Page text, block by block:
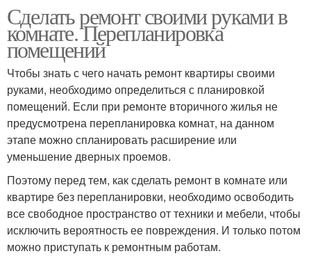
Сделать ремонт своими руками в
комнате. Перепланировка
помещений
Чтобы знать с чего начать ремонт квартиры своими
руками, необходимо определиться с планировкой
помещений. Если при ремонте вторичного жилья не
предусмотрена перепланировка комнат, на данном
этапе можно спланировать расширение или
уменьшение дверных проемов.
Поэтому перед тем, как сделать ремонт в комнате или
квартире без перепланировки, необходимо освободить
все свободное пространство от техники и мебели, чтобы
исключить вероятность ее повреждения. И только потом
можно приступать к ремонтным работам.